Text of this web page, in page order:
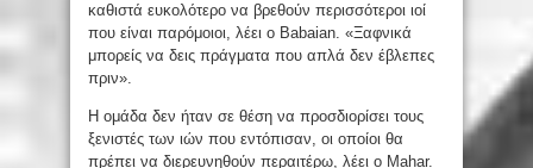
καθιστά ευκολότερο να βρεθούν περισσότεροι ιοί
που είναι παρόμοιοι, λέει ο Babaian. «Ξαφνικά
μπορείς να δεις πράγματα που απλά δεν έβλεπες
πριν».
Η ομάδα δεν ήταν σε θέση να προσδιορίσει τους
ξενιστές των ιών που εντόπισαν, οι οποίοι θα
πρέπει να διερευνηθούν περαιτέρω, λέει ο Mahar.